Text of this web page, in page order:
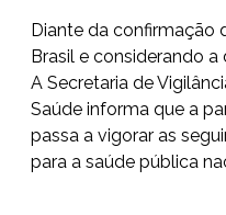
Diante da confirmação
Brasil e considerando
A Secretaria de
Saúde informa que a
passa a vigorar as
para a saúde pública